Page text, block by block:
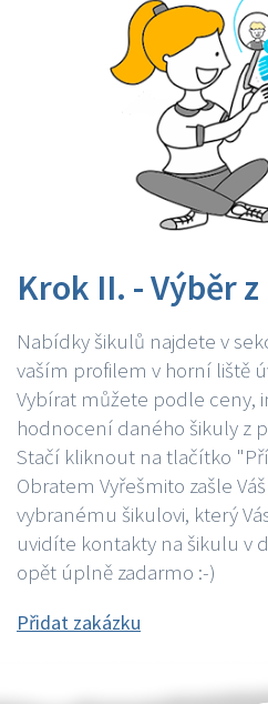
Krok II. - Výběr
Nabídky šikulů najdete v
vaším profilem v horní liště
Vybírat můžete podle ceny,
hodnocení daného šikuly z
Stačí kliknout na tlačítko
Obratem Vyřešmito zašle
vybranému šikulovi, který
uvidíte kontakty na šikulu v
opět úplně zadarmo :-)
Přidat zakázku